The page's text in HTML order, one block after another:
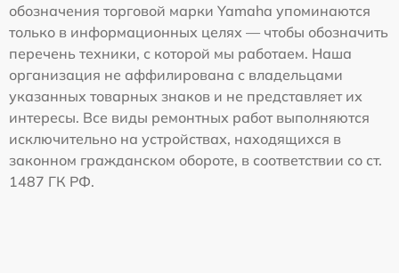
обозначения торговой марки Yamaha упоминаются
только в информационных целях — чтобы обозначить
перечень техники, с которой мы работаем. Наша
организация не аффилирована с владельцами
указанных товарных знаков и не представляет их
интересы. Все виды ремонтных работ выполняются
исключительно на устройствах, находящихся в
законном гражданском обороте, в соответствии со ст.
1487 ГК РФ.